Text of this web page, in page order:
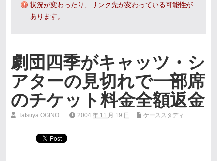
状況が変わったり、リンク先が変わっている可能性が
あります。
劇団四季がキャッツ・シ
アターの見切れで一部席
のチケット料金全額返金
Tatsuya OGINO 2004 年 11 月 19 日 ケーススタディ